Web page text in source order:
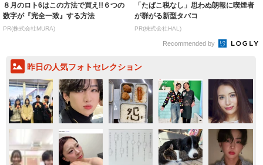
８月のロト6はこの方法で買え!!６つの
数字が『完全一致』する方法
PR(株式会社MURA)
「たばこ税なし」思わぬ朗報に喫煙者
が群がる新型タバコ
PR(株式会社HAL)
Recommended by
昨日の人気フォトセレクション